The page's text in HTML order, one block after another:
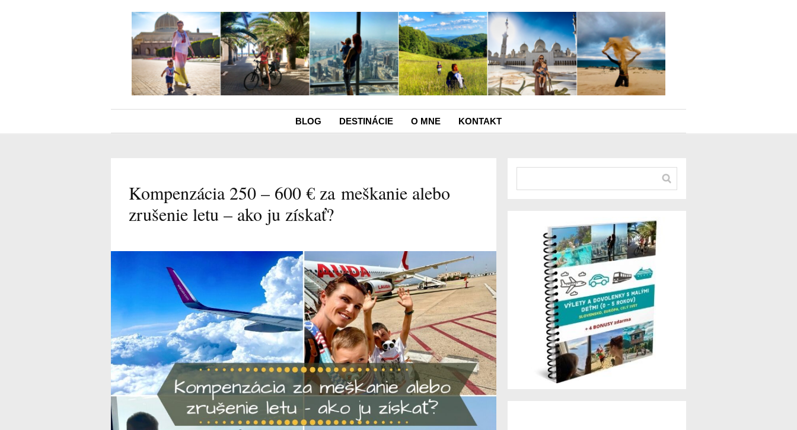
BLOG DESTINÁCIE O MNE KONTAKT
Kompenzácia 250 – 600 € za meškanie alebo
zrušenie letu – ako ju získať?